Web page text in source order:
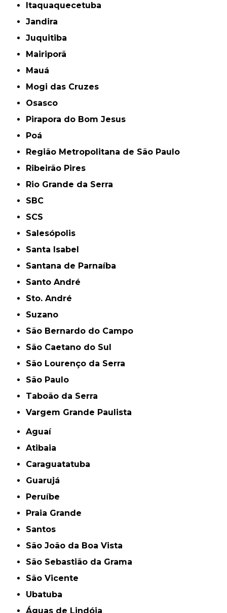
Itaquaquecetuba
Jandira
Juquitiba
Mairiporã
Mauá
Mogi das Cruzes
Osasco
Pirapora do Bom Jesus
Poá
Região Metropolitana de São Paulo
Ribeirão Pires
Rio Grande da Serra
SBC
SCS
Salesópolis
Santa Isabel
Santana de Parnaíba
Santo André
Sto. André
Suzano
São Bernardo do Campo
São Caetano do Sul
São Lourenço da Serra
São Paulo
Taboão da Serra
Vargem Grande Paulista
Aguaí
Atibaia
Caraguatatuba
Guarujá
Peruíbe
Praia Grande
Santos
São João da Boa Vista
São Sebastião da Grama
São Vicente
Ubatuba
Águas de Lindóia